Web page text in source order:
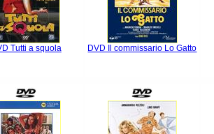
Tutti a squola DVD Il commissario Lo Gatto